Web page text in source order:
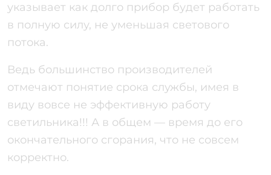
указывает как долго прибор будет работать
в полную силу, не уменьшая светового
потока.
Ведь большинство производителей
отмечают понятие срока службы, имея в
виду вовсе не эффективную работу
светильника!!! А в общем — время до его
окончательного сгорания, что не совсем
корректно.